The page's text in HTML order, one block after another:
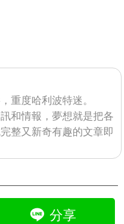
重度哈利波特迷。
和情報，夢想就是把各
整又新奇有趣的文章即
分享